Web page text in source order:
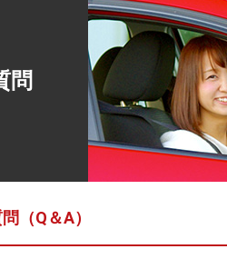
問
（Q＆A）